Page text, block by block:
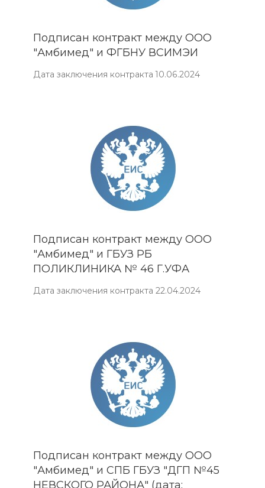
Подписан контракт между ООО
"Амбимед" и ФГБНУ ВСИМЭИ
Дата заключения контракта 10.06.2024
Подписан контракт между ООО
"Амбимед" и ГБУЗ РБ
ПОЛИКЛИНИКА № 46 Г.УФА
Дата заключения контракта 22.04.2024
Подписан контракт между ООО
"Амбимед" и СПБ ГБУЗ "ДГП №45
НЕВСКОГО РАЙОНА" (дата: